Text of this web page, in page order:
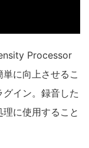
Processor
に向上させるこ
イン。録音した
に使用すること